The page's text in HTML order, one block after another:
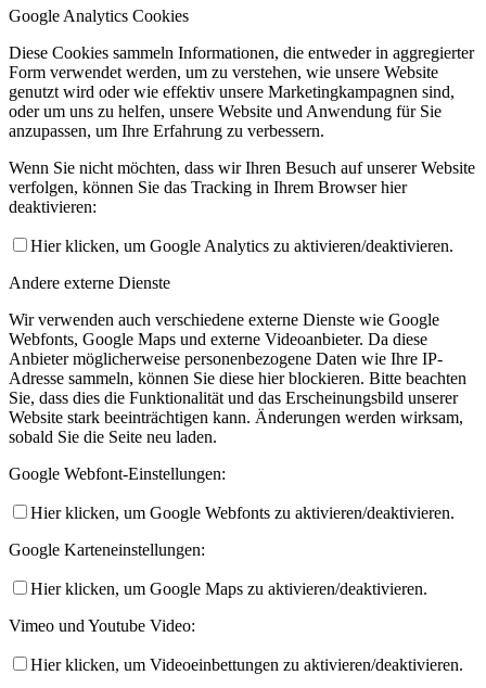
Google Analytics Cookies
Diese Cookies sammeln Informationen, die entweder in aggregierter
Form verwendet werden, um zu verstehen, wie unsere Website
genutzt wird oder wie effektiv unsere Marketingkampagnen sind,
oder um uns zu helfen, unsere Website und Anwendung für Sie
anzupassen, um Ihre Erfahrung zu verbessern.
Wenn Sie nicht möchten, dass wir Ihren Besuch auf unserer Website
verfolgen, können Sie das Tracking in Ihrem Browser hier
deaktivieren:
Hier klicken, um Google Analytics zu aktivieren/deaktivieren.
Andere externe Dienste
Wir verwenden auch verschiedene externe Dienste wie Google
Webfonts, Google Maps und externe Videoanbieter. Da diese
Anbieter möglicherweise personenbezogene Daten wie Ihre IP-
Adresse sammeln, können Sie diese hier blockieren. Bitte beachten
Sie, dass dies die Funktionalität und das Erscheinungsbild unserer
Website stark beeinträchtigen kann. Änderungen werden wirksam,
sobald Sie die Seite neu laden.
Google Webfont-Einstellungen:
Hier klicken, um Google Webfonts zu aktivieren/deaktivieren.
Google Karteneinstellungen:
Hier klicken, um Google Maps zu aktivieren/deaktivieren.
Vimeo und Youtube Video:
Hier klicken, um Videoeinbettungen zu aktivieren/deaktivieren.